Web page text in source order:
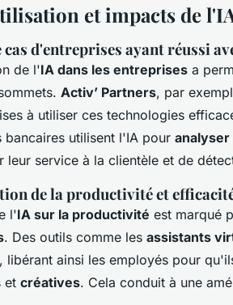
et impacts de
cas d'entreprises ayant réussi
de l'IA dans les entreprises a
Activ’ Partners, par
à utiliser ces technologies
bancaires utilisent l'IA pour analyser
leur service à la clientèle et de
de la productivité et
l'IA sur la productivité est marqué
. Des outils comme les assistants
libérant ainsi les employés pour
et créatives. Cela conduit à une